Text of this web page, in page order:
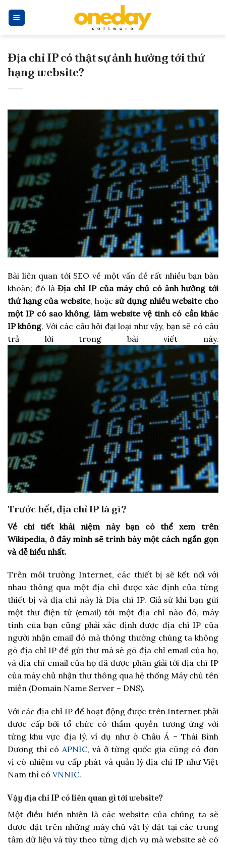
Địa chỉ IP có thật sự ảnh hưởng tới thứ
hạng website?
Bài liên quan tới SEO về một vấn đề rất nhiều bạn băn
khoăn; đó làĐịa chỉ IP của máy chủ có ảnh hưởng tới
thứ hạng của website, hoặc sử dụng nhiều website cho
một IP có sao không, làm website vệ tinh có cần khác
IP không. Với các câu hỏi đại loại như vậy, bạn sẽ có câu
trả lời trong bài viết này.
Trước hết, địa chỉ IP là gì?
Về chi tiết khái niệm này bạn có thể xem trên
Wikipedia, ở đây mình sẽ trình bày một cách ngắn gọn
và dễ hiểu nhất.
Trên môi trường Internet, các thiết bị sẽ kết nối với
nhau thông qua một địa chỉ được xác định của từng
thiết bị và địa chỉ này là Địa chỉ IP. Giả sử khi bạn gửi
một thư điện tử (email) tới một địa chỉ nào đó, máy
tính của bạn cũng phải xác định được địa chỉ IP của
người nhận email đó mà thông thường chúng ta không
gõ địa chỉ IP để gửi thư mà sẽ gõ địa chỉ email của họ,
và địa chỉ email của họ đã được phân giải tới địa chỉ IP
của máy chủ nhận thư thông qua hệ thống Máy chủ tên
miền (Domain Name Server – DNS).
Với các địa chỉ IP để hoạt động được trên Internet phải
được cấp bởi tổ chức có thẩm quyền tương ứng với
từng khu vực địa lý, ví dụ như ở Châu Á – Thái Bình
Dương thì cóAPNIC, và ở từng quốc gia cũng có đơn
vị có nhiệm vụ cấp phát và quản lý địa chỉ IP như Việt
Nam thì có VNNIC.
Vậy địa chỉ IP có liên quan gì tới website?
Một điều hiển nhiên là các website của chúng ta sẽ
được đặt trên những máy chủ vật lý đặt tại các trung
tâm dữ liệu và tùy theo từng dịch vụ mà website sẽ có